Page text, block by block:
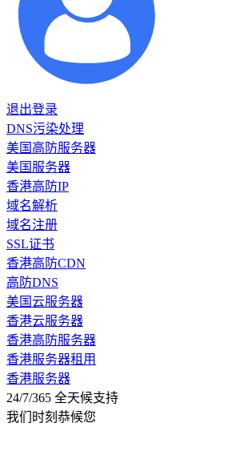
退出登录
DNS污染处理
美国高防服务器
美国服务器
香港高防IP
域名解析
域名注册
SSL证书
香港高防CDN
高防DNS
美国云服务器
香港云服务器
香港高防服务器
香港服务器租用
香港服务器
24/7/365 全天候支持
我们时刻恭候您